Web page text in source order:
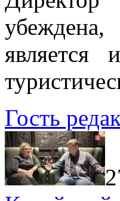
убеждена,
является
Гость